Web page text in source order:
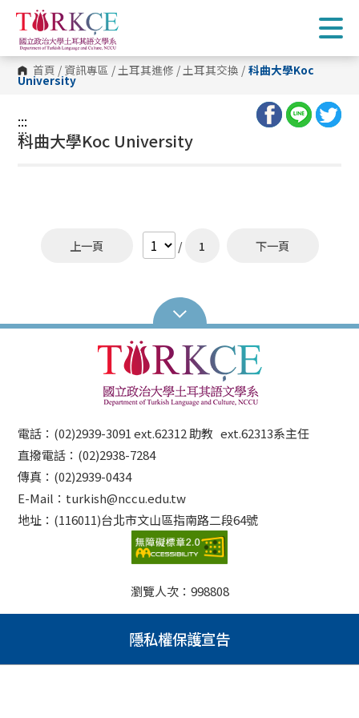
跳
到
主
要
內
容
區
首頁 / 資訊專區 /土耳其進修 /土耳其交換 / 科曲大學Koc
University
:::
:::
科曲大學Koc University
上一頁 / 1 下一頁
電話：(02)2939-3091 ext.62312 助教 ext.62313系主任
直撥電話：(02)2938-7284
傳真：(02)2939-0434
E-Mail：turkish@nccu.edu.tw
地址：(116011)台北市文山區指南路二段64號
瀏覽人次： 998808
隱私權保護宣告